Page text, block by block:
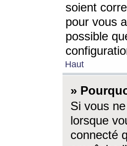
soient
pour vous
possible
Haut
»
Si vous
lorsque
connecté